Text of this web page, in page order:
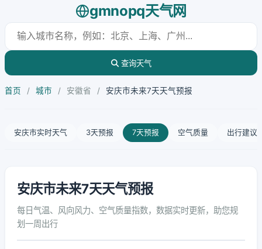
gmnopq天气网
查询天气
首页 / 城市 / 安徽省 / 安庆市未来7天天气预报
安庆市实时天气 3天预报 7天预报 空气质量 出行建议
安庆市未来7天天气预报
每日气温、风向风力、空气质量指数，数据实时更新，助您规
划一周出行